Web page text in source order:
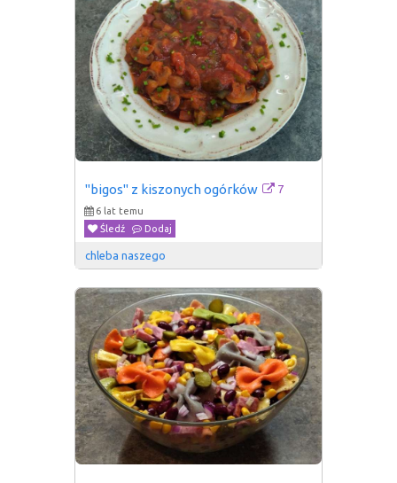
"bigos" z kiszonych ogórków 7
6 lat temu
Śledź
Dodaj
chleba naszego